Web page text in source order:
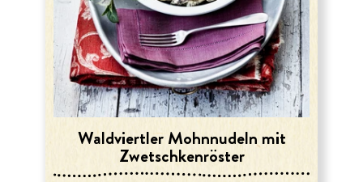
Waldviertler Mohnnudeln mit
Zwetschkenröster